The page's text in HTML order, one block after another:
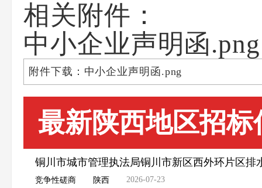
相关附件：
中小企业声明函.png
附件下载：中小企业声明函.png
最新陕西地区招标
铜川市城市管理执法局铜川市新区西外环片区
竞争性磋商 陕西 2026-07-23